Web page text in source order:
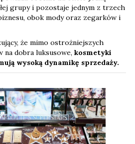
grupy i pozostaje jednym z trzech
obok mody oraz zegarków i
że mimo ostrożniejszych
na dobra luksusowe, kosmetyki
wysoką dynamikę sprzedaży.